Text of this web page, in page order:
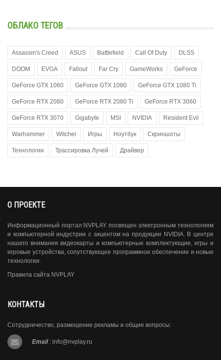
ОБЛАКО ТЕГОВ
Assassin's Creed ASUS Battlefield Call Of Duty DLSS
DOOM EVGA Fallout Far Cry GameWorks GeForce
GeForce GTX 1060 GeForce GTX 1080 GeForce GTX 1080 Ti
GeForce RTX 2080 GeForce RTX 2080 Ti GeForce RTX 3060
GeForce RTX 3070 Gigabyte MSI NVIDIA Resident Evil
Warhammer Witcher Игры Ноутбук Скриншоты
Технологии Трассировка Лучей Драйвер
О ПРОЕКТЕ
Информационный портал NVPLAY посвящен электронным технологиям
и компьютерной индустрии с акцентом на продукции NVIDIA. В центре
нашего внимания видеокарты и компьютерные комплектующие, игры и
игровые устройства, сопутствующее программное обеспечение и новые
технологии.
Правила сайта NVPLAY
КОНТАКТЫ
Сотрудничество, размещение рекламы и общие вопросы:
Email : info@nvplay.ru